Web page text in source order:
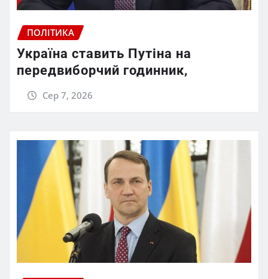
ПОЛІТИКА
Україна ставить Путіна на
передвиборчий годинник,
Сер 7, 2026